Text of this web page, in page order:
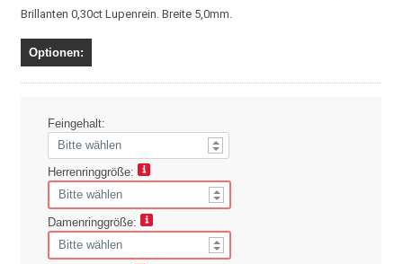
Brillanten 0,30ct Lupenrein. Breite 5,0mm.
Optionen:
Feingehalt:
Herrenringgröße:
Damenringgröße: